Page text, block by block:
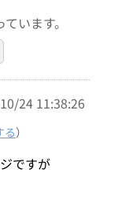
います。
24 11:38:26
る）
ですが